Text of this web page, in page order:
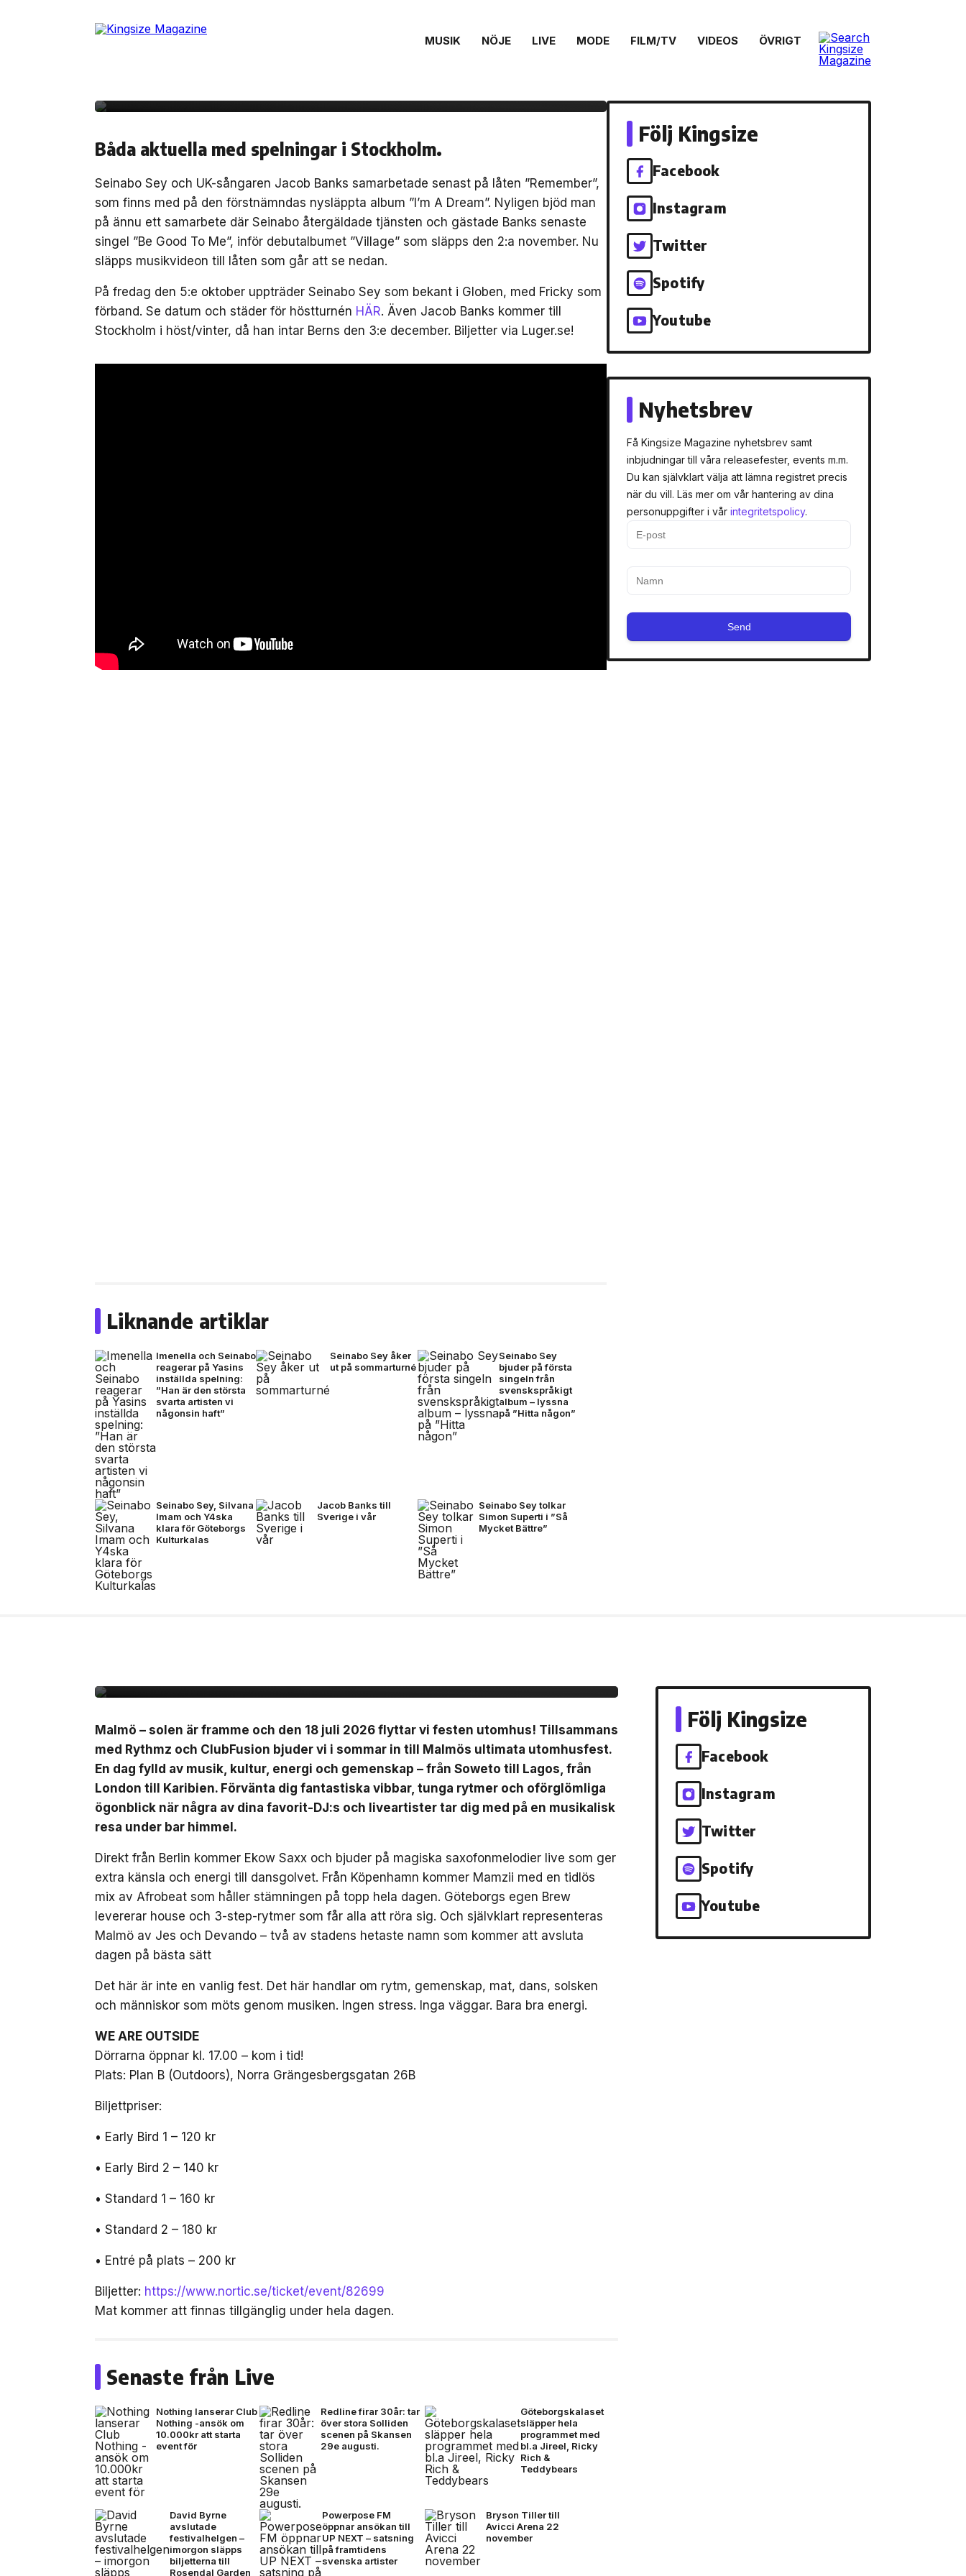
MUSIK NÖJE LIVE MODE FILM/TV VIDEOS ÖVRIGT
MUSIK 1 oktober, 2018
Seinabo Sey och Jacob Banks släpper
Båda aktuella med spelningar i Stockholm.
Seinabo Sey och UK-sångaren Jacob Banks samarbetade senast på låten ”Remember”,
som finns med på den förstnämndas nysläppta album ”I’m A Dream”. Nyligen bjöd man
på ännu ett samarbete där Seinabo återgäldade tjänsten och gästade Banks senaste
singel ”Be Good To Me”, inför debutalbumet ”Village” som släpps den 2:a november. Nu
släpps musikvideon till låten som går att se nedan.
På fredag den 5:e oktober uppträder Seinabo Sey som bekant i Globen, med Fricky som
förband. Se datum och städer för höstturnén HÄR. Även Jacob Banks kommer till
Stockholm i höst/vinter, då han intar Berns den 3:e december. Biljetter via Luger.se!
Liknande artiklar
Imenella och Seinabo
reagerar på Yasins
inställda spelning:
”Han är den största
svarta artisten vi
någonsin haft”
Seinabo Sey åker
ut på sommarturné
Seinabo Sey
bjuder på första
singeln från
svenskspråkigt
album – lyssna
på ”Hitta någon”
Seinabo Sey, Silvana
Imam och Y4ska
klara för Göteborgs
Kulturkalas
Jacob Banks till
Sverige i vår
Seinabo Sey tolkar
Simon Superti i ”Så
Mycket Bättre”
Följ Kingsize
Facebook
Instagram
Twitter
Spotify
Youtube
Nyhetsbrev
Få Kingsize Magazine nyhetsbrev samt
inbjudningar till våra releasefester, events m.m.
Du kan självklart välja att lämna registret precis
när du vill. Läs mer om vår hantering av dina
personuppgifter i vår integritetspolicy.
Send
Malmö – solen är framme och den 18 juli 2026 flyttar vi festen utomhus! Tillsammans
med Rythmz och ClubFusion bjuder vi i sommar in till Malmös ultimata utomhusfest.
En dag fylld av musik, kultur, energi och gemenskap – från Soweto till Lagos, från
London till Karibien. Förvänta dig fantastiska vibbar, tunga rytmer och oförglömliga
ögonblick när några av dina favorit-DJ:s och liveartister tar dig med på en musikalisk
resa under bar himmel.
Direkt från Berlin kommer Ekow Saxx och bjuder på magiska saxofonmelodier live som ger
extra känsla och energi till dansgolvet. Från Köpenhamn kommer Mamzii med en tidlös
mix av Afrobeat som håller stämningen på topp hela dagen. Göteborgs egen Brew
levererar house och 3-step-rytmer som får alla att röra sig. Och självklart representeras
Malmö av Jes och Devando – två av stadens hetaste namn som kommer att avsluta
dagen på bästa sätt
Det här är inte en vanlig fest. Det här handlar om rytm, gemenskap, mat, dans, solsken
och människor som möts genom musiken. Ingen stress. Inga väggar. Bara bra energi.
WE ARE OUTSIDE
Dörrarna öppnar kl. 17.00 – kom i tid!
Plats: Plan B (Outdoors), Norra Grängesbergsgatan 26B
Biljettpriser:
• Early Bird 1 – 120 kr
• Early Bird 2 – 140 kr
• Standard 1 – 160 kr
• Standard 2 – 180 kr
• Entré på plats – 200 kr
Biljetter: https://www.nortic.se/ticket/event/82699
Mat kommer att finnas tillgänglig under hela dagen.
Senaste från Live
Nothing lanserar Club
Nothing -ansök om
10.000kr att starta
event för
Redline firar 30år: tar
över stora Solliden
scenen på Skansen
29e augusti.
Göteborgskalaset
släpper hela
programmet med
bl.a Jireel, Ricky
Rich &
Teddybears
David Byrne
avslutade
festivalhelgen –
imorgon släpps
biljetterna till
Rosendal Garden
Powerpose FM
öppnar ansökan till
UP NEXT – satsning
på framtidens
svenska artister
Bryson Tiller till
Avicci Arena 22
november
Följ Kingsize
Facebook
Instagram
Twitter
Spotify
Youtube